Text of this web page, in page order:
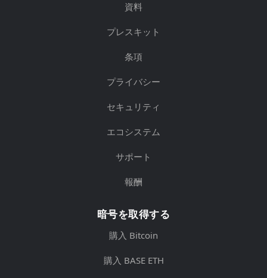
資料
プレスキット
条項
プライバシー
セキュリティ
エコシステム
サポート
報酬
暗号を取得する
購入 Bitcoin
購入 BASE ETH